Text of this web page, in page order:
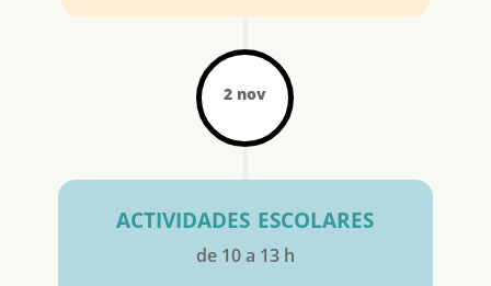
2 nov
actividades escolares
de 10 a 13 h